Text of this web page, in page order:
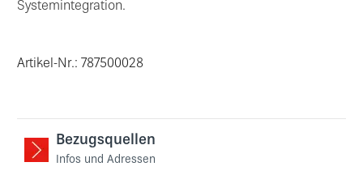
Systemintegration.
Artikel-Nr.: 787500028
Bezugsquellen
Infos und Adressen